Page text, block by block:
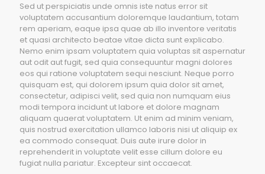
Sed ut perspiciatis unde omnis iste natus error sit
voluptatem accusantium doloremque laudantium, totam
rem aperiam, eaque ipsa quae ab illo inventore veritatis
et quasi architecto beatae vitae dicta sunt explicabo.
Nemo enim ipsam voluptatem quia voluptas sit aspernatur
aut odit aut fugit, sed quia consequuntur magni dolores
eos qui ratione voluptatem sequi nesciunt. Neque porro
quisquam est, qui dolorem ipsum quia dolor sit amet,
consectetur, adipisci velit, sed quia non numquam eius
modi tempora incidunt ut labore et dolore magnam
aliquam quaerat voluptatem. Ut enim ad minim veniam,
quis nostrud exercitation ullamco laboris nisi ut aliquip ex
ea commodo consequat. Duis aute irure dolor in
reprehenderit in voluptate velit esse cillum dolore eu
fugiat nulla pariatur. Excepteur sint occaecat.